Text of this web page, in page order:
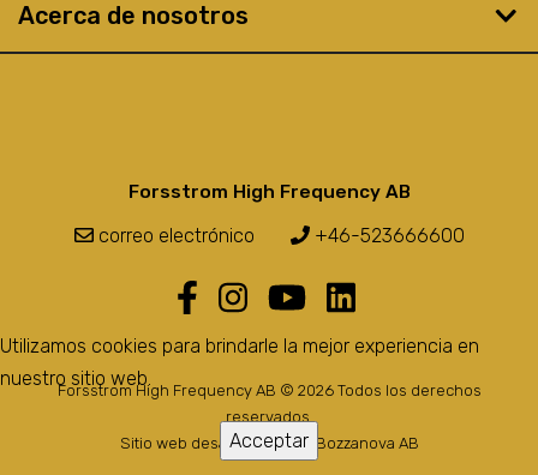
Acerca de nosotros
Forsstrom High Frequency AB
correo electrónico +46-523666600
Forsstrom High Frequency AB © 2026 Todos los derechos
reservados.
Sitio web desarrollado por Bozzanova AB
Utilizamos cookies para brindarle la mejor experiencia en
nuestro sitio web.
Acceptar